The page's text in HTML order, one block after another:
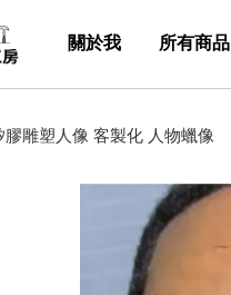
關於我 所有商品
膠雕塑人像 客製化 人物蠟像